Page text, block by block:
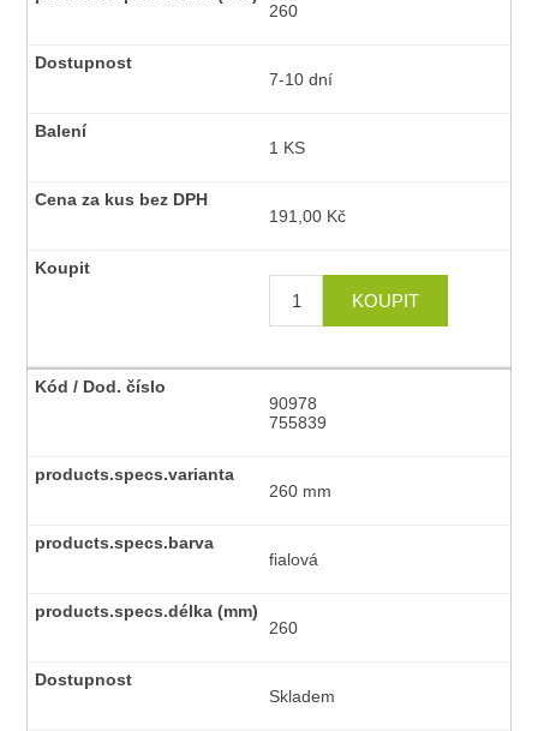
260
7-10 dní
1 KS
191,00 Kč
90978
755839
260 mm
fialová
260
Skladem